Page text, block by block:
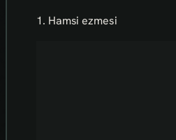
1. Hamsi ezmesi